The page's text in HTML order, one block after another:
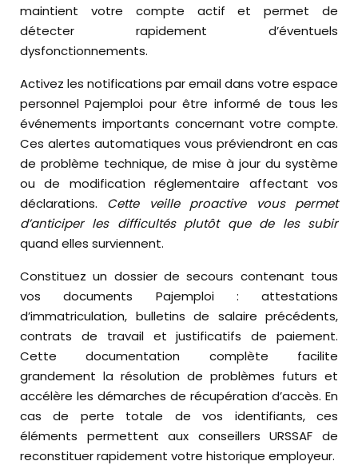
maintient votre compte actif et permet de
détecter rapidement d’éventuels
dysfonctionnements.
Activez les notifications par email dans votre espace
personnel Pajemploi pour être informé de tous les
événements importants concernant votre compte.
Ces alertes automatiques vous préviendront en cas
de problème technique, de mise à jour du système
ou de modification réglementaire affectant vos
déclarations. Cette veille proactive vous permet
d’anticiper les difficultés plutôt que de les subir
quand elles surviennent.
Constituez un dossier de secours contenant tous
vos documents Pajemploi : attestations
d’immatriculation, bulletins de salaire précédents,
contrats de travail et justificatifs de paiement.
Cette documentation complète facilite
grandement la résolution de problèmes futurs et
accélère les démarches de récupération d’accès. En
cas de perte totale de vos identifiants, ces
éléments permettent aux conseillers URSSAF de
reconstituer rapidement votre historique employeur.